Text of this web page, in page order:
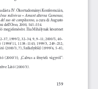
159
a IV. Ókortudományi Konferencián,
redivivus = Amant alterna Camenae,
suo 60 compleanno, a cura di Augusto
dell’Orso, 2000, 545–554.
megjelenésére. Ilia Mihálynak köszönet
1999/2, 32–34; 9, 9–11; 2000/5, 40–
(1998/11,  1138–1145;  1999/3,  249–252;
(2000/3, 7); Székelyföld (1999/6, 5–8);
(2000/3);  „Calvus  a  fényteli  vágyról”:
Látó(2000/3).